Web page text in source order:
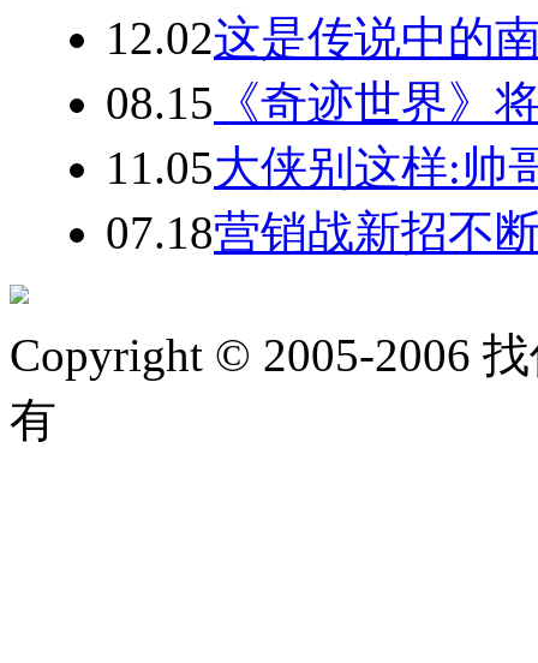
12.02这是传说中的
08.15 《奇迹世界》
11.05大侠别这样:帅
07.18营销战新招不
Copyright © 2005-2006
有